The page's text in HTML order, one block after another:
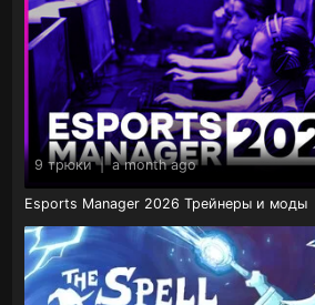
9 трюки | a month ago
Esports Manager 2026 Трейнеры и моды